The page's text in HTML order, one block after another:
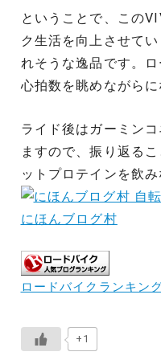
ということで、この
ク生活を向上させて
れそうな逸品です。
心拍数を眺めながらに
ライド後はガーミン
ますので、振り返る
ットプロテインを飲み
にほんブログ村
ロードバイクランキン
+1